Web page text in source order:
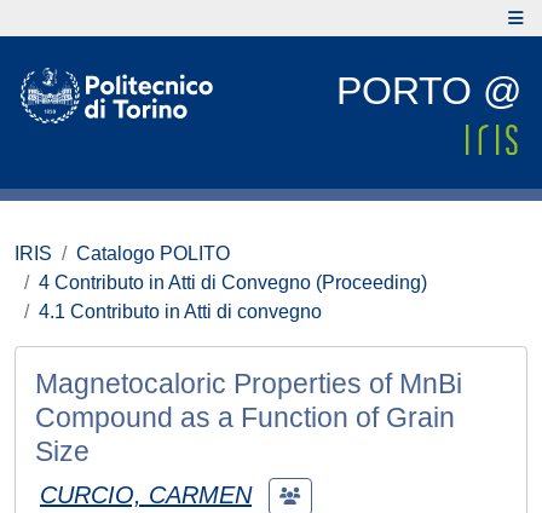
PORTO @
IRIS
Catalogo POLITO
4 Contributo in Atti di Convegno (Proceeding)
4.1 Contributo in Atti di convegno
Magnetocaloric Properties of MnBi
Compound as a Function of Grain
Size
CURCIO, CARMEN